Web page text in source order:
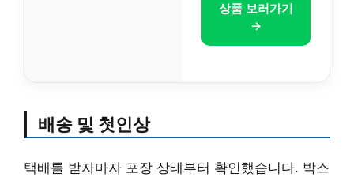
상품 보러가기
→
배송 및 첫인상
택배를 받자마자 포장 상태부터 확인했습니다. 박스